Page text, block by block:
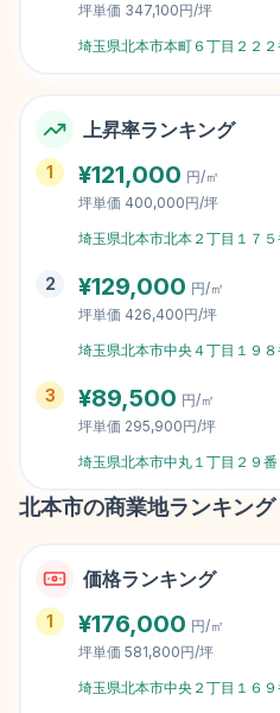
坪単価 347,100円/坪
埼玉県北本市本町６丁目２２２
上昇率ランキング
1 ¥121,000 円/㎡
坪単価 400,000円/坪
埼玉県北本市北本２丁目１７５
2 ¥129,000 円/㎡
坪単価 426,400円/坪
埼玉県北本市中央４丁目１９８
3 ¥89,500 円/㎡
坪単価 295,900円/坪
埼玉県北本市中丸１丁目２９番
北本市の商業地ランキング
価格ランキング
1 ¥176,000 円/㎡
坪単価 581,800円/坪
埼玉県北本市中央２丁目１６